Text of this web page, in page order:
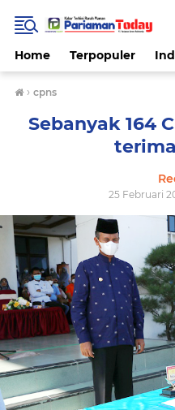
Home Terpopuler
› cpns
Sebanyak 164
terima
25 Februari